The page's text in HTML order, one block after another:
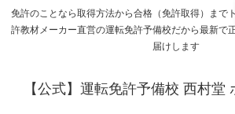
免許のことなら取得方法から合格（免許取得）まで
許教材メーカー直営の運転免許予備校だから最新で
届けします
【公式】運転免許予備校 西村堂